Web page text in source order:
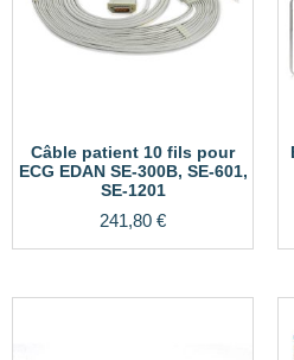
Câble patient 10 fils pour
ECG EDAN SE-300B, SE-601,
SE-1201
241,80 €